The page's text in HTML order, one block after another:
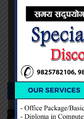
सम्बन्धित -समाचार